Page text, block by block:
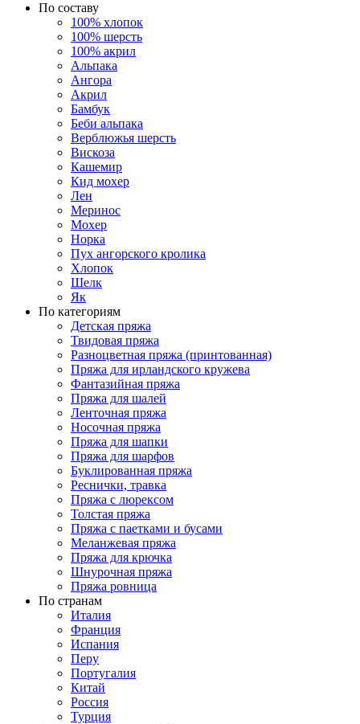
По составу
100% хлопок
100% шерсть
100% акрил
Альпака
Ангора
Акрил
Бамбук
Беби альпака
Верблюжья шерсть
Вискоза
Кашемир
Кид мохер
Лен
Меринос
Мохер
Норка
Пух ангорского кролика
Хлопок
Шелк
Як
По категориям
Детская пряжа
Твидовая пряжа
Разноцветная пряжа (принтованная)
Пряжа для ирландского кружева
Фантазийная пряжа
Пряжа для шалей
Ленточная пряжа
Носочная пряжа
Пряжа для шапки
Пряжа для шарфов
Буклированная пряжа
Реснички, травка
Пряжа с люрексом
Толстая пряжа
Пряжа с паетками и бусами
Меланжевая пряжа
Пряжа для крючка
Шнурочная пряжа
Пряжа ровница
По странам
Италия
Франция
Испания
Перу
Португалия
Китай
Россия
Турция